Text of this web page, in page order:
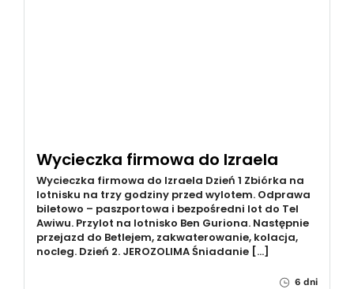
Wycieczka firmowa do Izraela
Wycieczka firmowa do Izraela Dzień 1 Zbiórka na
lotnisku na trzy godziny przed wylotem. Odprawa
biletowo – paszportowa i bezpośredni lot do Tel
Awiwu. Przylot na lotnisko Ben Guriona. Następnie
przejazd do Betlejem, zakwaterowanie, kolacja,
nocleg. Dzień 2. JEROZOLIMA Śniadanie […]
6 dni